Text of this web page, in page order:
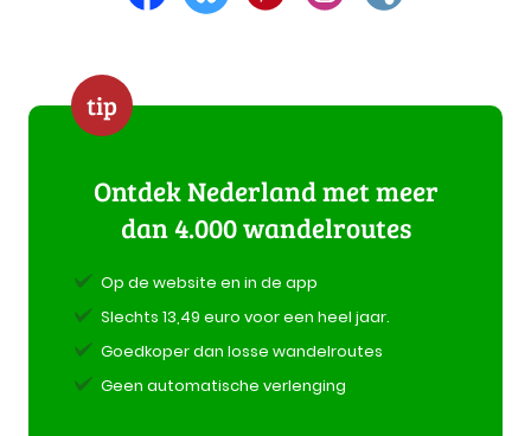
tip
Ontdek Nederland met meer
dan 4.000 wandelroutes
Op de website en in de app
Slechts 13,49 euro voor een heel jaar.
Goedkoper dan losse wandelroutes
Geen automatische verlenging